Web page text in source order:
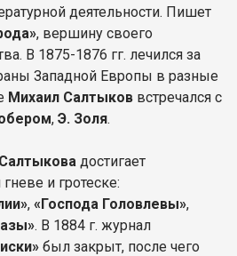
деятельности. Пишет
, вершину своего
В 1875-1876 гг. лечился за
Западной Европы в разные
Михаил Салтыков встречался с
, Э. Золя.
Салтыкова достигает
и гротеске:
, «Господа Головлевы»,
. В 1884 г. журнал
был закрыт, после чего